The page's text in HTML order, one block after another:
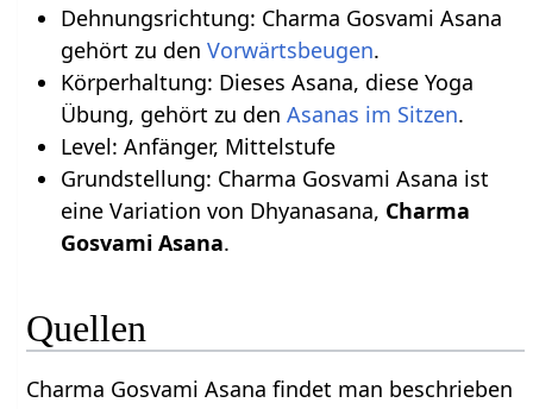
Dehnungsrichtung: Charma Gosvami Asana
gehört zu den Vorwärtsbeugen.
Körperhaltung: Dieses Asana, diese Yoga
Übung, gehört zu den Asanas im Sitzen.
Level: Anfänger, Mittelstufe
Grundstellung: Charma Gosvami Asana ist
eine Variation von Dhyanasana, Charma
Gosvami Asana.
Quellen
Charma Gosvami Asana findet man beschrieben